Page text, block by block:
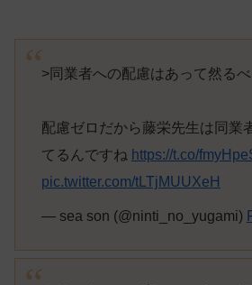
>同業者への配慮はあって然る
配慮ゼロだから藤栄先生は同業
てるんですね https://t.co/
pic.twitter.com/tLTjMUUXeH
— sea son (@ninti_no_yugami)